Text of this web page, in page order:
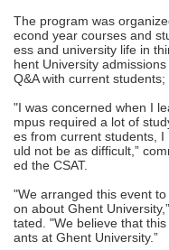
The program was
econd year courses and
ess and university life in
hent University
Q&A with current
"I was concerned when I
mpus required a lot of
es from current students,
uld not be as difficult,”
ed the CSAT.
"We arranged this event
on about Ghent
tated. "We believe that
ants at Ghent University.”